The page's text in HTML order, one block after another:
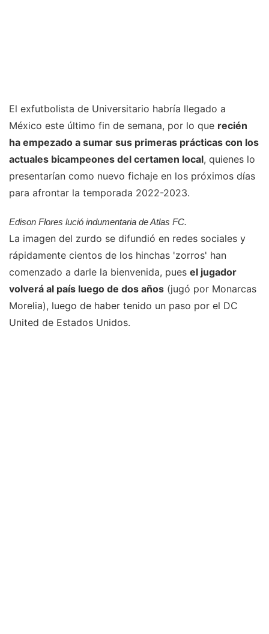
El exfutbolista de Universitario habría llegado a
México este último fin de semana, por lo que recién
ha empezado a sumar sus primeras prácticas con los
actuales bicampeones del certamen local, quienes lo
presentarían como nuevo fichaje en los próximos días
para afrontar la temporada 2022-2023.
Edison Flores lució indumentaria de Atlas FC.
La imagen del zurdo se difundió en redes sociales y
rápidamente cientos de los hinchas 'zorros' han
comenzado a darle la bienvenida, pues el jugador
volverá al país luego de dos años (jugó por Monarcas
Morelia), luego de haber tenido un paso por el DC
United de Estados Unidos.